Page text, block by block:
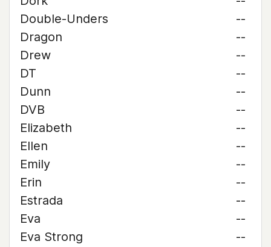
Double-Unders
--
Dragon
--
Drew
--
DT
--
Dunn
--
DVB
--
Elizabeth
--
Ellen
--
Emily
--
Erin
--
Estrada
--
Eva
--
Eva Strong
--